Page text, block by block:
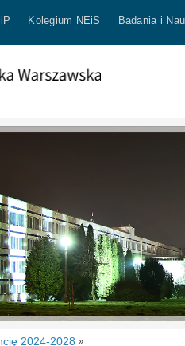
Kolegium NEiS Badania i
2024-2028 »